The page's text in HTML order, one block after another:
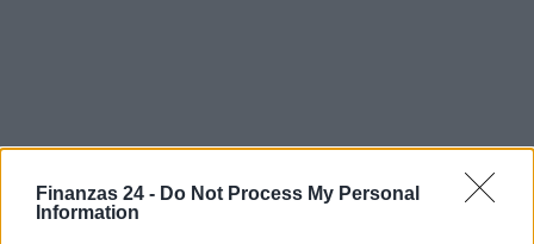
Finanzas 24 - Do Not Process My Personal
Information